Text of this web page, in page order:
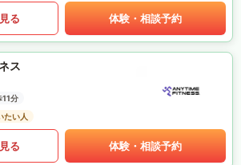
る 体験・相談予約
ス
11分
たい人
る 体験・相談予約